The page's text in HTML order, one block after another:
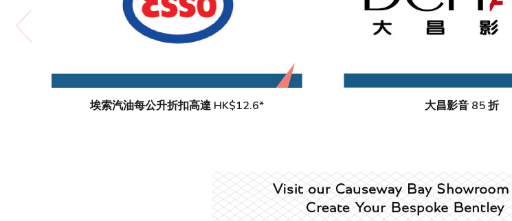
埃索汽油每公升折扣高達 HK$12.6* 大昌影音 85 折